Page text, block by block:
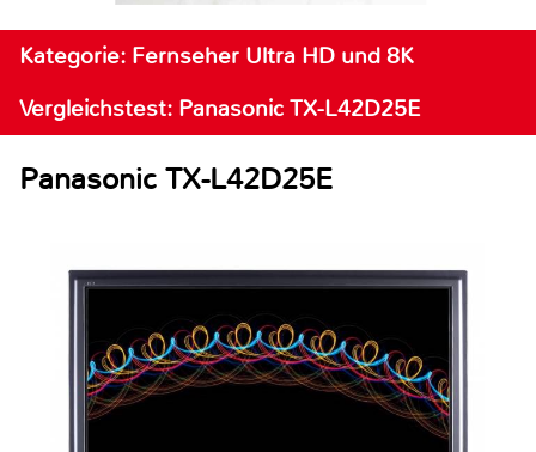
Kategorie: Fernseher Ultra HD und 8K
Vergleichstest: Panasonic TX-L42D25E
Panasonic TX-L42D25E